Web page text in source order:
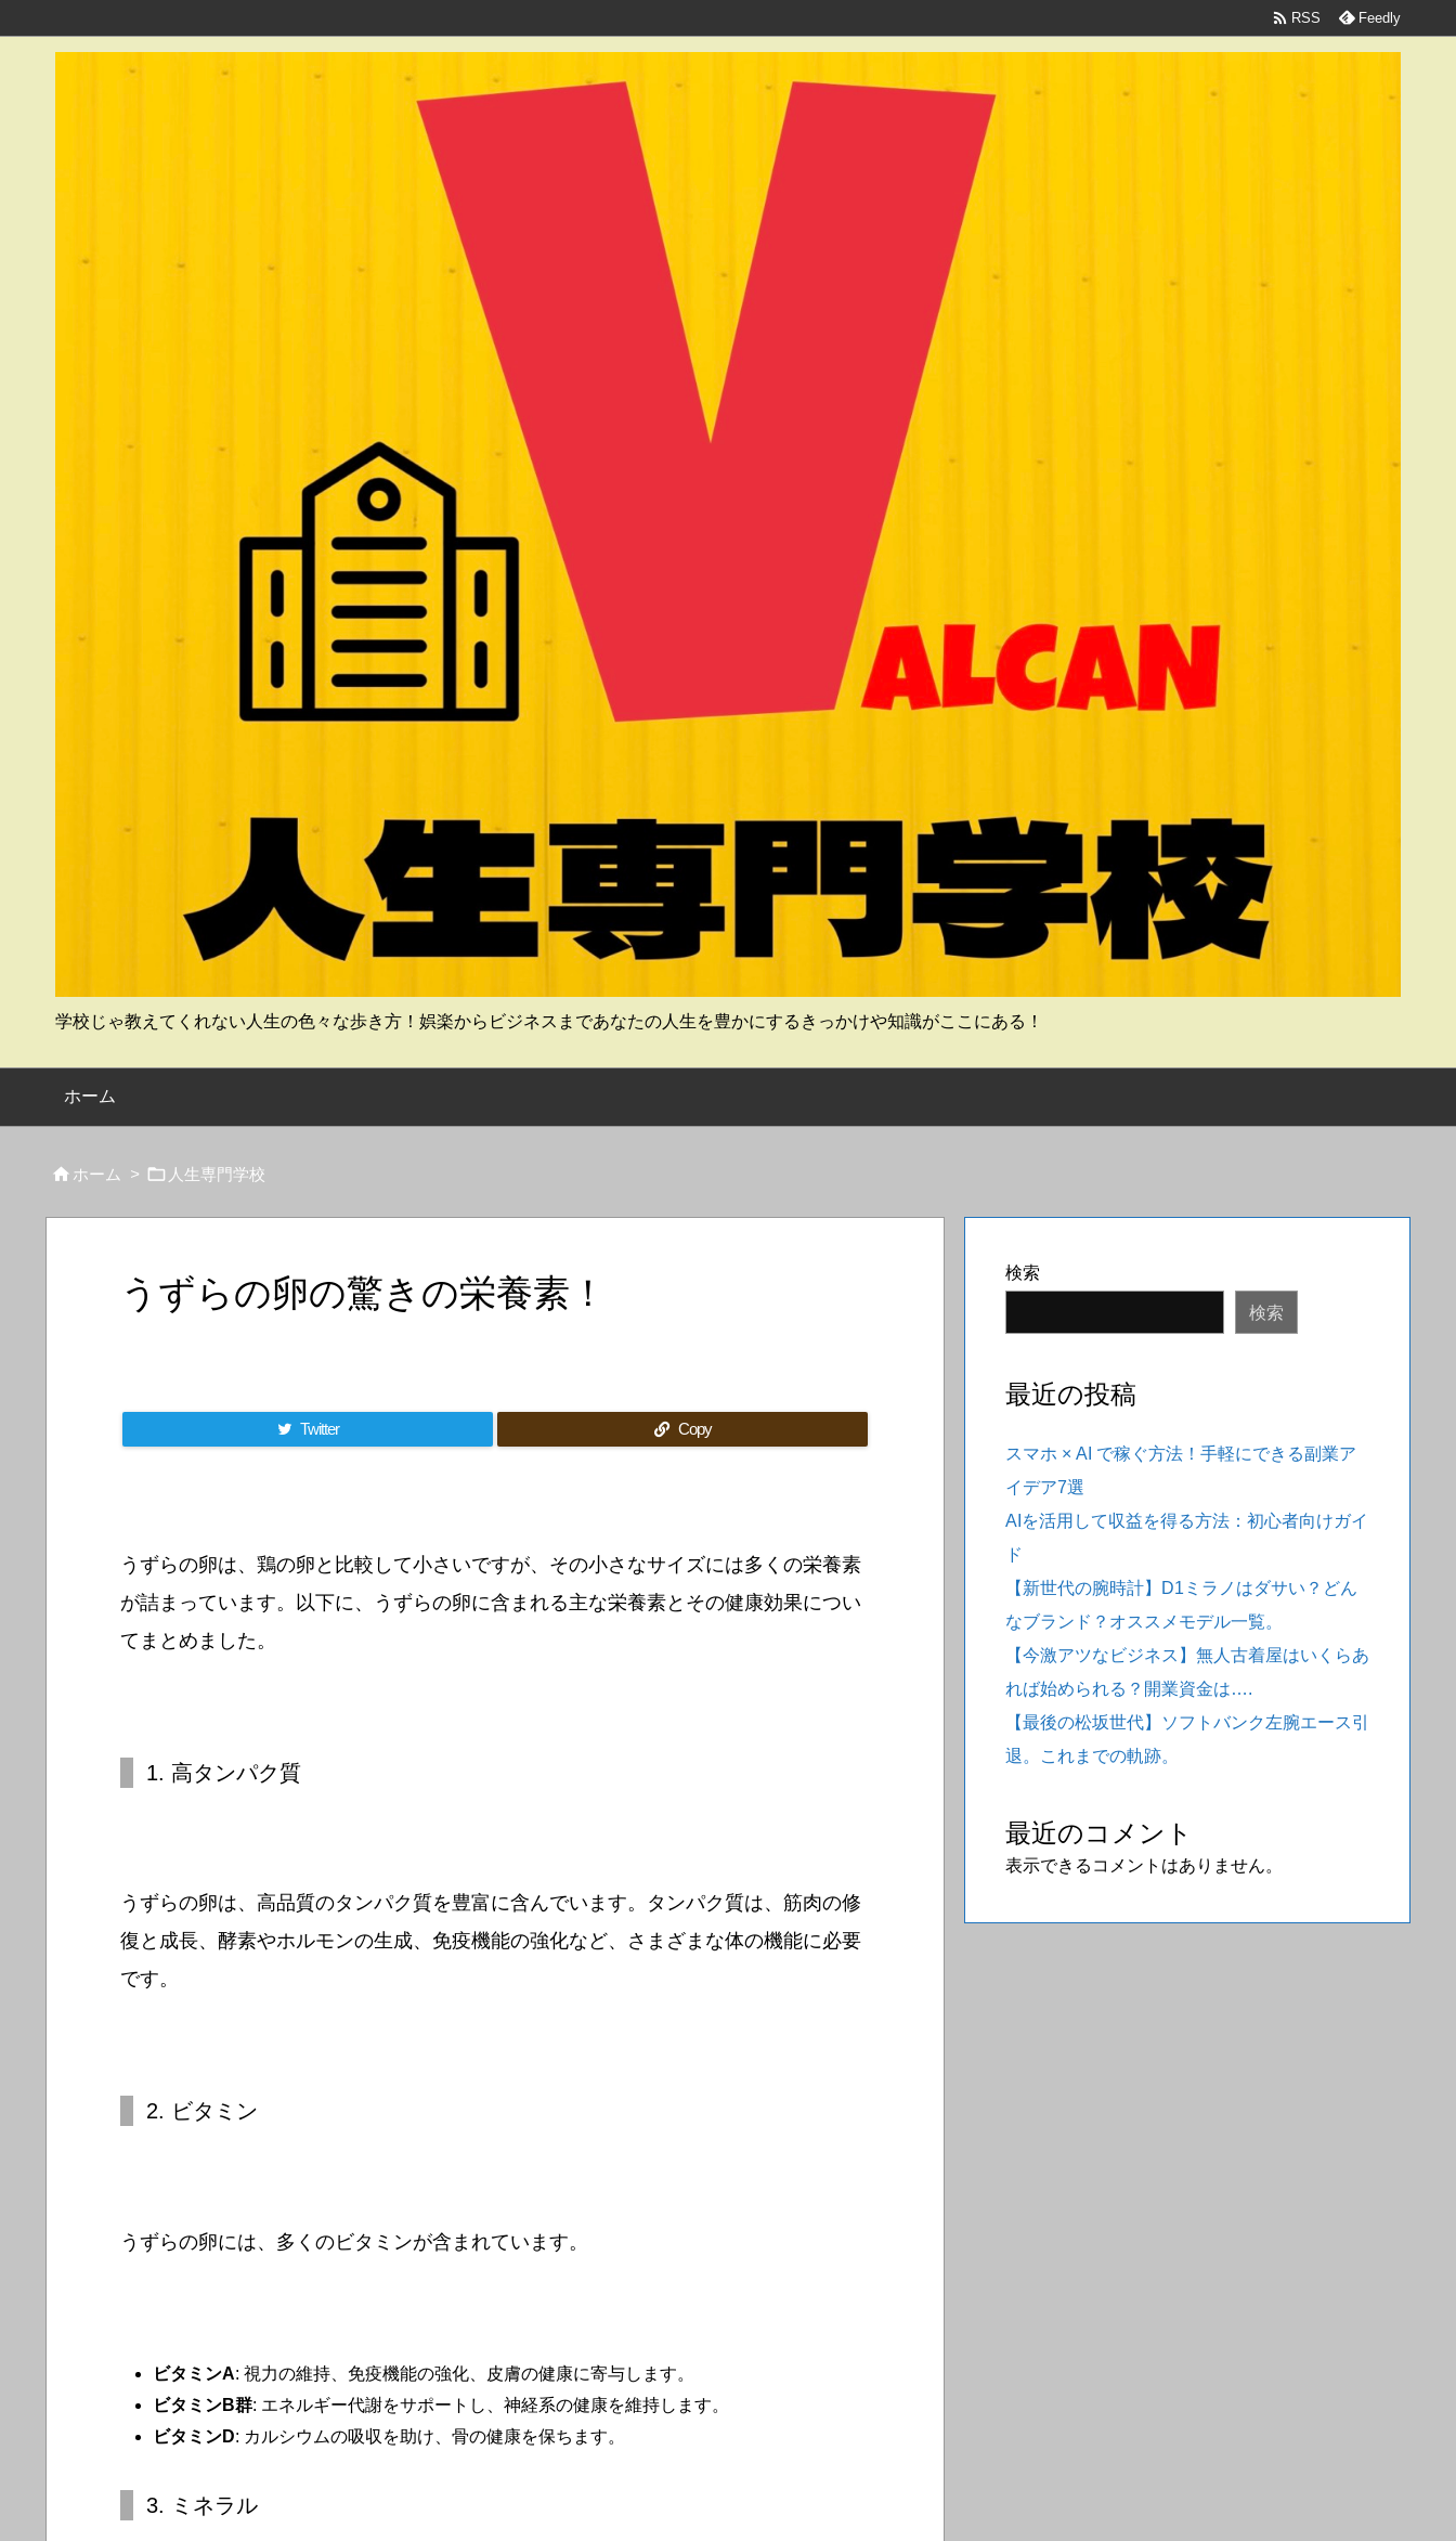
学校じゃ教えてくれない人生の色々な歩き方！娯楽からビジネスまであなたの人生を豊かにするきっかけや知識がここにある！
ホーム
 RSS Feedly
 ホーム >  人生専門学校
うずらの卵の驚きの栄養素！
Twitter Copy
うずらの卵は、鶏の卵と比較して小さいですが、その小さなサイズには多くの栄養素
が詰まっています。以下に、うずらの卵に含まれる主な栄養素とその健康効果につい
てまとめました。
1. 高タンパク質
うずらの卵は、高品質のタンパク質を豊富に含んでいます。タンパク質は、筋肉の修
復と成長、酵素やホルモンの生成、免疫機能の強化など、さまざまな体の機能に必要
です。
2. ビタミン
うずらの卵には、多くのビタミンが含まれています。
ビタミンA: 視力の維持、免疫機能の強化、皮膚の健康に寄与します。
ビタミンB群: エネルギー代謝をサポートし、神経系の健康を維持します。
ビタミンD: カルシウムの吸収を助け、骨の健康を保ちます。
3. ミネラル
検索
検索
最近の投稿
スマホ × AI で稼ぐ方法！手軽にできる副業ア
イデア7選
AIを活用して収益を得る方法：初心者向けガイ
ド
【新世代の腕時計】D1ミラノはダサい？どん
なブランド？オススメモデル一覧。
【今激アツなビジネス】無人古着屋はいくらあ
れば始められる？開業資金は….
【最後の松坂世代】ソフトバンク左腕エース引
退。これまでの軌跡。
最近のコメント
表示できるコメントはありません。